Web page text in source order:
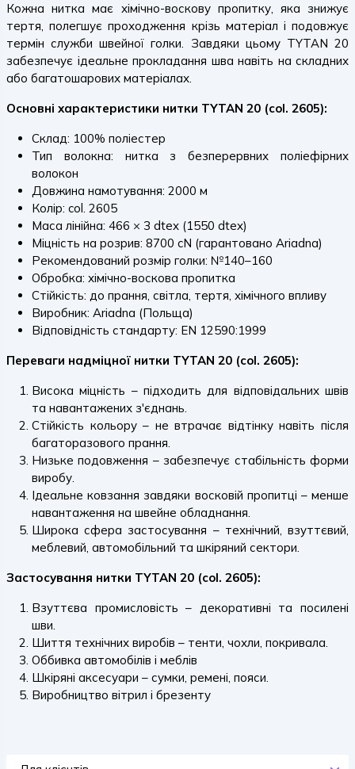
Кожна нитка має хімічно-воскову пропитку, яка знижує
тертя, полегшує проходження крізь матеріал і подовжує
термін служби швейної голки. Завдяки цьому TYTAN 20
забезпечує ідеальне прокладання шва навіть на складних
або багатошарових матеріалах.
Основні характеристики нитки TYTAN 20 (col. 2605):
Склад: 100% поліестер
Тип волокна: нитка з безперервних поліефірних
волокон
Довжина намотування: 2000 м
Колір: col. 2605
Маса лінійна: 466 × 3 dtex (1550 dtex)
Міцність на розрив: 8700 cN (гарантовано Ariadna)
Рекомендований розмір голки: №140–160
Обробка: хімічно-воскова пропитка
Стійкість: до прання, світла, тертя, хімічного впливу
Виробник: Ariadna (Польща)
Відповідність стандарту: EN 12590:1999
Переваги надміцної нитки TYTAN 20 (col. 2605):
Висока міцність – підходить для відповідальних швів
та навантажених з'єднань.
Стійкість кольору – не втрачає відтінку навіть після
багаторазового прання.
Низьке подовження – забезпечує стабільність форми
виробу.
Ідеальне ковзання завдяки восковій пропитці – менше
навантаження на швейне обладнання.
Широка сфера застосування – технічний, взуттєвий,
меблевий, автомобільний та шкіряний сектори.
Застосування нитки TYTAN 20 (col. 2605):
Взуттєва промисловість – декоративні та посилені
шви.
Шиття технічних виробів – тенти, чохли, покривала.
Оббивка автомобілів і меблів
Шкіряні аксесуари – сумки, ремені, пояси.
Виробництво вітрил і брезенту